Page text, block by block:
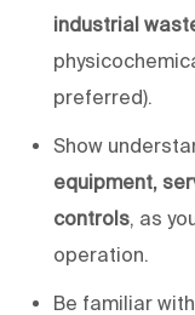
industrial
preferred).
Show
equipment,
controls, as
operation.
Be familiar with